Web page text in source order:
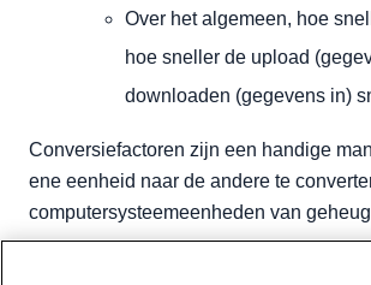
Over het algemeen, hoe
hoe sneller de upload
downloaden (gegevens in)
Conversiefactoren zijn een handige
ene eenheid naar de andere te
computersysteemeenheden van